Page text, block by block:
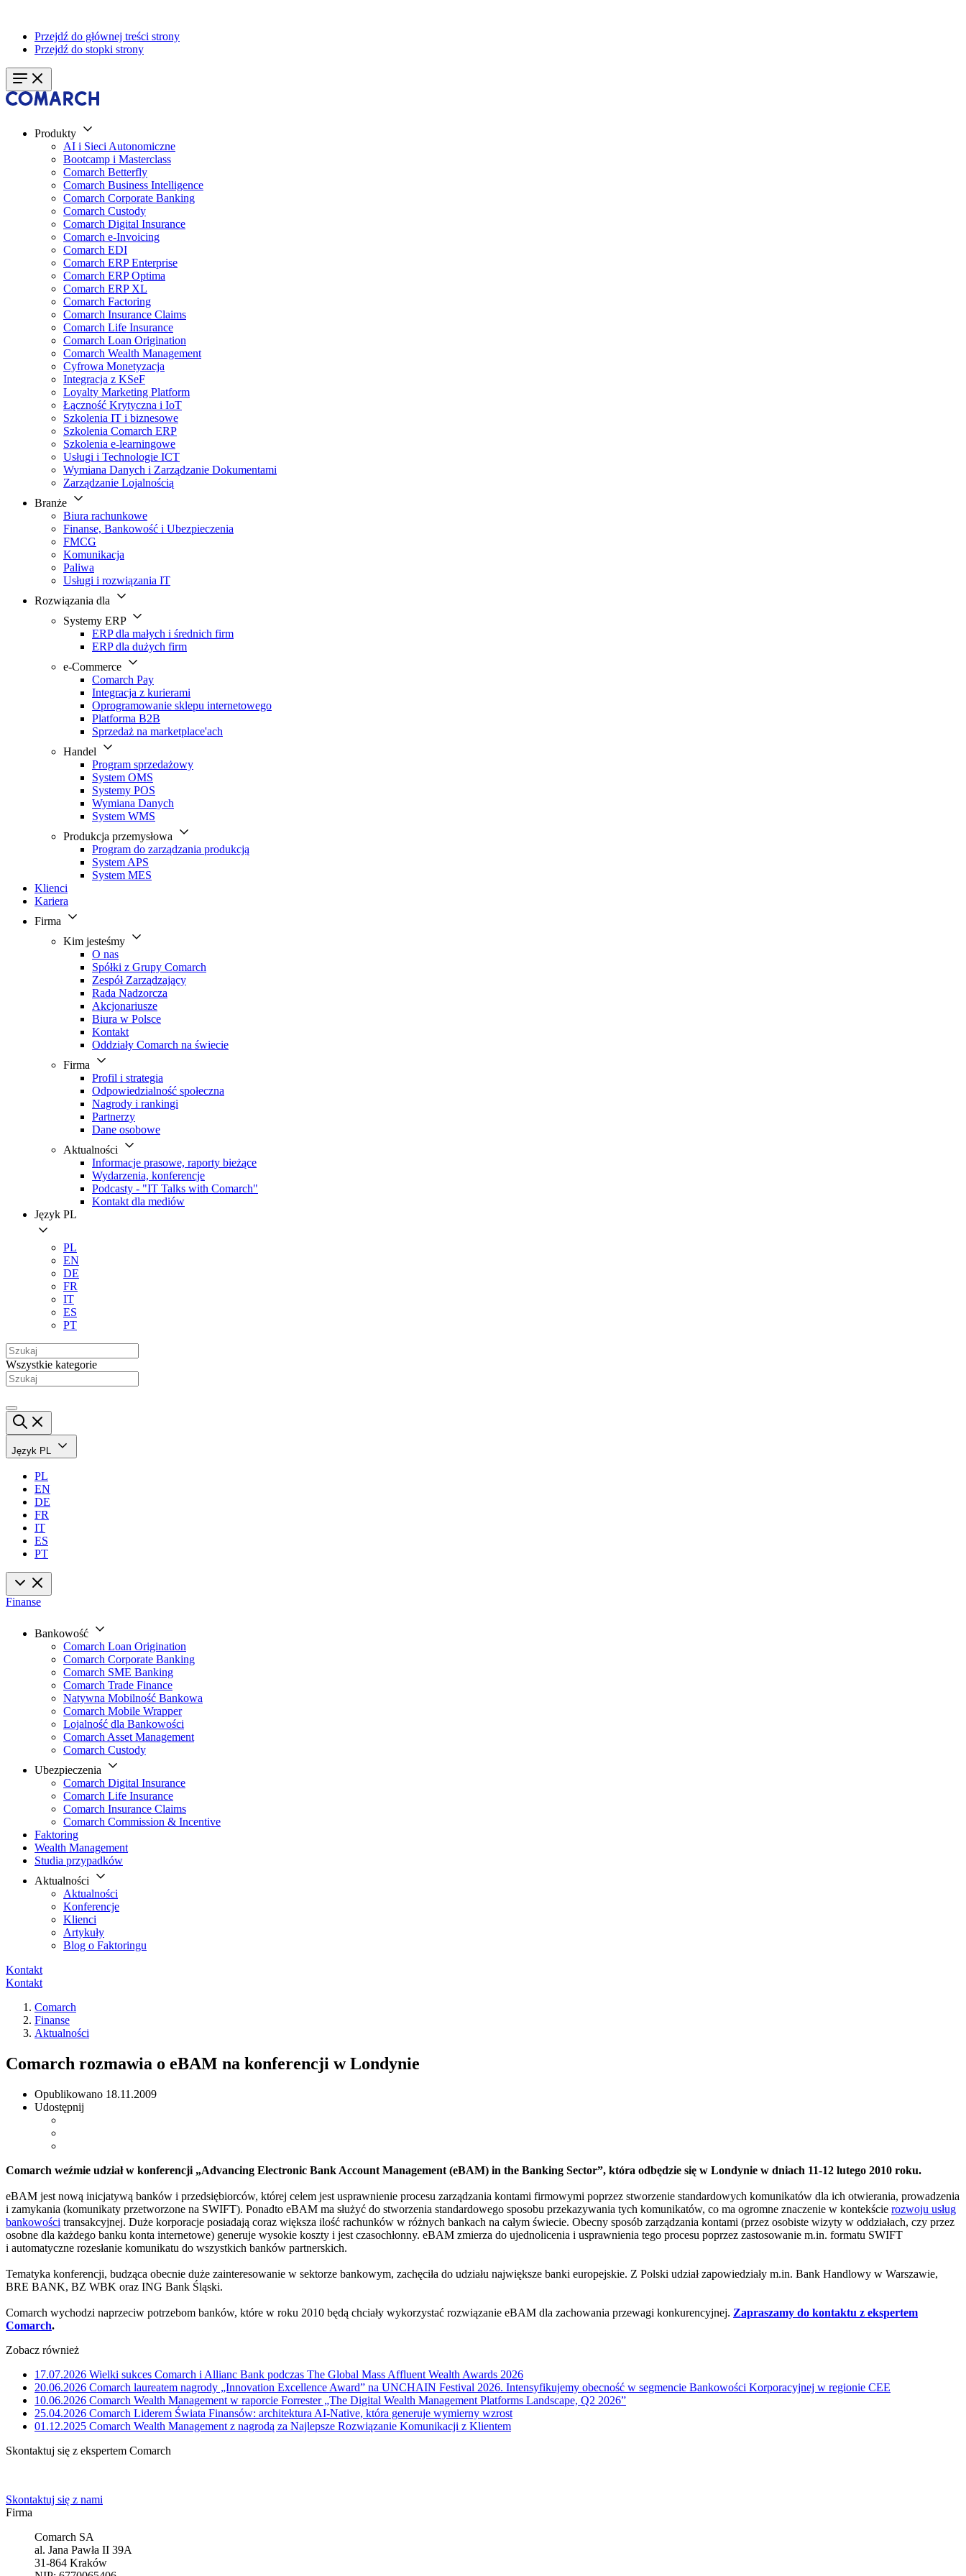
Przejdź do głównej treści strony
Przejdź do stopki strony
Produkty
AI i Sieci Autonomiczne
Bootcamp i Masterclass
Comarch Betterfly
Comarch Business Intelligence
Comarch Corporate Banking
Comarch Custody
Comarch Digital Insurance
Comarch e-Invoicing
Comarch EDI
Comarch ERP Enterprise
Comarch ERP Optima
Comarch ERP XL
Comarch Factoring
Comarch Insurance Claims
Comarch Life Insurance
Comarch Loan Origination
Comarch Wealth Management
Cyfrowa Monetyzacja
Integracja z KSeF
Loyalty Marketing Platform
Łączność Krytyczna i IoT
Szkolenia IT i biznesowe
Szkolenia Comarch ERP
Szkolenia e-learningowe
Usługi i Technologie ICT
Wymiana Danych i Zarządzanie Dokumentami
Zarządzanie Lojalnością
Branże
Biura rachunkowe
Finanse, Bankowość i Ubezpieczenia
FMCG
Komunikacja
Paliwa
Usługi i rozwiązania IT
Rozwiązania dla
Systemy ERP
ERP dla małych i średnich firm
ERP dla dużych firm
e-Commerce
Comarch Pay
Integracja z kurierami
Oprogramowanie sklepu internetowego
Platforma B2B
Sprzedaż na marketplace'ach
Handel
Program sprzedażowy
System OMS
Systemy POS
Wymiana Danych
System WMS
Produkcja przemysłowa
Program do zarządzania produkcją
System APS
System MES
Klienci
Kariera
Firma
Kim jesteśmy
O nas
Spółki z Grupy Comarch
Zespół Zarządzający
Rada Nadzorcza
Akcjonariusze
Biura w Polsce
Kontakt
Oddziały Comarch na świecie
Firma
Profil i strategia
Odpowiedzialność społeczna
Nagrody i rankingi
Partnerzy
Dane osobowe
Aktualności
Informacje prasowe, raporty bieżące
Wydarzenia, konferencje
Podcasty - "IT Talks with Comarch"
Kontakt dla mediów
Język PL
PL
EN
DE
FR
IT
ES
PT
Wszystkie kategorie
Język PL
PL
EN
DE
FR
IT
ES
PT
Finanse
Bankowość
Comarch Loan Origination
Comarch Corporate Banking
Comarch SME Banking
Comarch Trade Finance
Natywna Mobilność Bankowa
Comarch Mobile Wrapper
Lojalność dla Bankowości
Comarch Asset Management
Comarch Custody
Ubezpieczenia
Comarch Digital Insurance
Comarch Life Insurance
Comarch Insurance Claims
Comarch Commission & Incentive
Faktoring
Wealth Management
Studia przypadków
Aktualności
Aktualności
Konferencje
Klienci
Artykuły
Blog o Faktoringu
Kontakt
Kontakt
Comarch
Finanse
Aktualności
Comarch rozmawia o eBAM na konferencji w Londynie
Opublikowano 18.11.2009
Udostępnij
Comarch weźmie udział w konferencji „Advancing Electronic Bank Account Management (eBAM) in the Banking Sector”, która odbędzie się w Londynie w dniach 11-12 lutego 2010 roku.
eBAM jest nową inicjatywą banków i przedsiębiorców, której celem jest usprawnienie procesu zarządzania kontami firmowymi poprzez stworzenie standardowych komunikatów dla ich otwierania, prowadzenia
i zamykania (komunikaty przetworzone na SWIFT). Ponadto eBAM ma służyć do stworzenia standardowego sposobu przekazywania tych komunikatów, co ma ogromne znaczenie w kontekście rozwoju usług
bankowości transakcyjnej. Duże korporacje posiadają coraz większa ilość rachunków w różnych bankach na całym świecie. Obecny sposób zarządzania kontami (przez osobiste wizyty w oddziałach, czy przez
osobne dla każdego banku konta internetowe) generuje wysokie koszty i jest czasochłonny. eBAM zmierza do ujednolicenia i usprawnienia tego procesu poprzez zastosowanie m.in. formatu SWIFT
i automatyczne rozesłanie komunikatu do wszystkich banków partnerskich.
Tematyka konferencji, budząca obecnie duże zainteresowanie w sektorze bankowym, zachęciła do udziału największe banki europejskie. Z Polski udział zapowiedziały m.in. Bank Handlowy w Warszawie,
BRE BANK, BZ WBK oraz ING Bank Śląski.
Comarch wychodzi naprzeciw potrzebom banków, które w roku 2010 będą chciały wykorzystać rozwiązanie eBAM dla zachowania przewagi konkurencyjnej. Zapraszamy do kontaktu z ekspertem
Comarch.
Zobacz również
17.07.2026 Wielki sukces Comarch i Allianc Bank podczas The Global Mass Affluent Wealth Awards 2026
20.06.2026 Comarch laureatem nagrody „Innovation Excellence Award” na UNCHAIN Festival 2026. Intensyfikujemy obecność w segmencie Bankowości Korporacyjnej w regionie CEE
10.06.2026 Comarch Wealth Management w raporcie Forrester „The Digital Wealth Management Platforms Landscape, Q2 2026”
25.04.2026 Comarch Liderem Świata Finansów: architektura AI-Native, która generuje wymierny wzrost
01.12.2025 Comarch Wealth Management z nagrodą za Najlepsze Rozwiązanie Komunikacji z Klientem
Skontaktuj się z ekspertem Comarch
Skontaktuj się z nami
Firma
Comarch SA
al. Jana Pawła II 39A
31-864 Kraków